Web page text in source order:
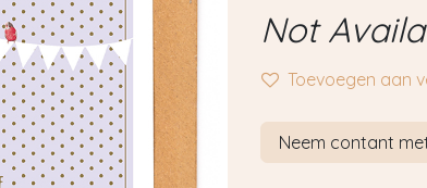
Not
Toevoegen aan
Neem contant